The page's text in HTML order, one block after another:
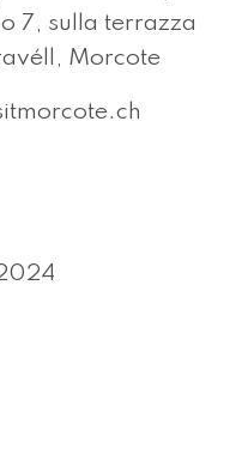
7, sulla terrazza
Morcote